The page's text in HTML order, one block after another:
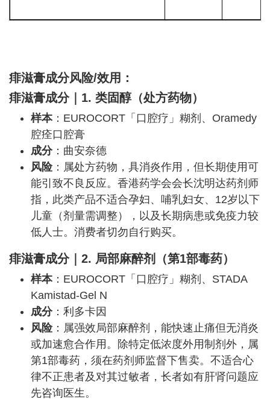
痱滋膏成分风险/效用：
痱滋膏成分｜ 1. 类固醇（处方药物）
样本：EUROCORT「口腔疗」糊剂、Oramedy
腔痊口腔膏
成分：曲安奈德
风险：属处方药物，具消炎作用，但长期使用可
能引致不良反应。香港药学会会长沈明达药剂师
指，此类产品不适合孕妇、哺乳妇女、12岁以下
儿童（剂量需调整），以及长期病患或免疫力较
低人士。消费者切勿自行购买。
痱滋膏成分｜ 2. 局部麻醉剂（第1部毒药）
样本：EUROCORT「口腔疗」糊剂、STADA
Kamistad-Gel N
成分：利多卡因
风险：属强效局部麻醉剂，能快速止痛但无消炎
或加速愈合作用。除特定低浓度外用制剂外，属
第1部毒药，须在药剂师监督下售卖。不适合心
律不正患者及对其过敏者，长者如有肝肾问题应
先咨询医生。